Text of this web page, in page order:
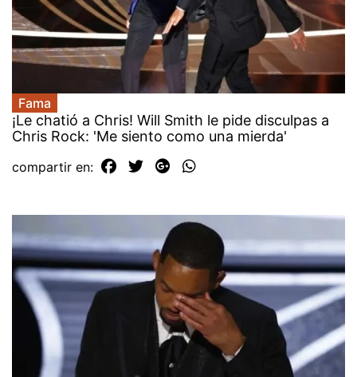
Fama
¡Le chatió a Chris! Will Smith le pide disculpas a
Chris Rock: 'Me siento como una mierda'
compartir en: